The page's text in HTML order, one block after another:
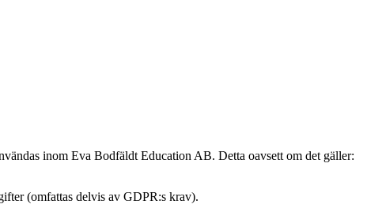
inom Eva Bodfäldt Education AB. Detta oavsett om det gäller:
(omfattas delvis av GDPR:s krav).